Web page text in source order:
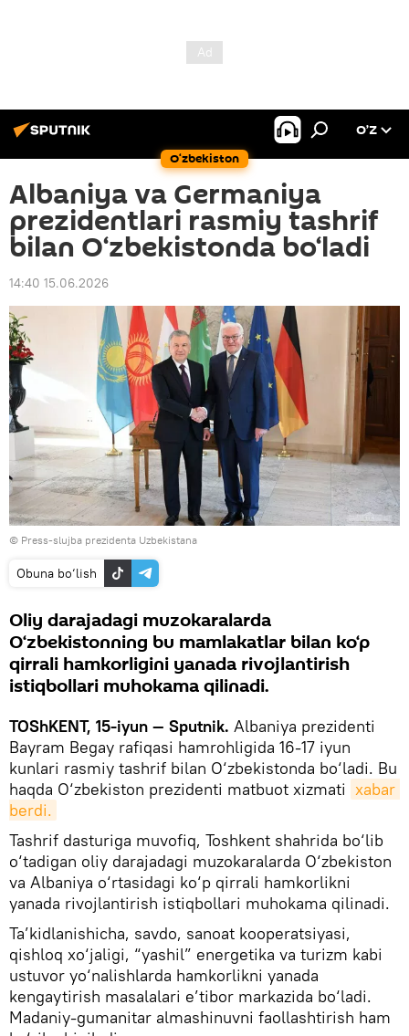
O‘zbekiston
O’Z
Albaniya va Germaniya
prezidentlari rasmiy tashrif
bilan O‘zbekistonda bo‘ladi
14:40 15.06.2026
© Press-slujba prezidenta Uzbekistana
Obuna bo‘lish
Oliy darajadagi muzokaralarda
O‘zbekistonning bu mamlakatlar bilan ko‘p
qirrali hamkorligini yanada rivojlantirish
istiqbollari muhokama qilinadi.
TOShKENT, 15-iyun — Sputnik. Albaniya prezidenti
Bayram Begay rafiqasi hamrohligida 16-17 iyun
kunlari rasmiy tashrif bilan O‘zbekistonda bo‘ladi. Bu
haqda O‘zbekiston prezidenti matbuot xizmati xabar
berdi.
Tashrif dasturiga muvofiq, Toshkent shahrida bo‘lib
o‘tadigan oliy darajadagi muzokaralarda O‘zbekiston
va Albaniya o‘rtasidagi ko‘p qirrali hamkorlikni
yanada rivojlantirish istiqbollari muhokama qilinadi.
Ta’kidlanishicha, savdo, sanoat kooperatsiyasi,
qishloq xo‘jaligi, “yashil” energetika va turizm kabi
ustuvor yo‘nalishlarda hamkorlikni yanada
kengaytirish masalalari e’tibor markazida bo‘ladi.
Madaniy-gumanitar almashinuvni faollashtirish ham